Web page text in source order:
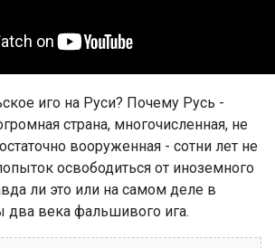
иго на Руси? Почему Русь -
страна, многочисленная, не
вооруженная - сотни лет не
освободиться от иноземного
ли это или на самом деле в
два века фальшивого ига.